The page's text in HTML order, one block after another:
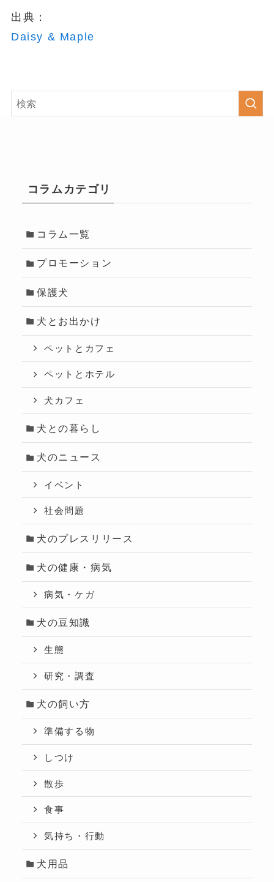
出典：
Daisy & Maple
コラムカテゴリ
コラム一覧
プロモーション
保護犬
犬とお出かけ
ペットとカフェ
ペットとホテル
犬カフェ
犬との暮らし
犬のニュース
イベント
社会問題
犬のプレスリリース
犬の健康・病気
病気・ケガ
犬の豆知識
生態
研究・調査
犬の飼い方
準備する物
しつけ
散歩
食事
気持ち・行動
犬用品